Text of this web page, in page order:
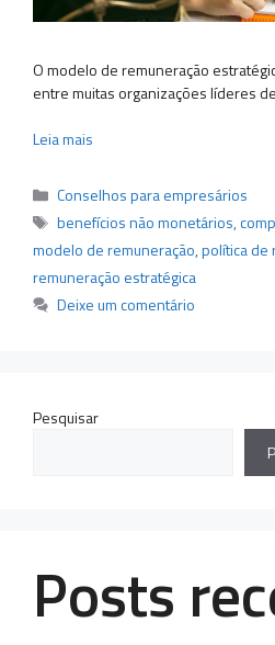
O modelo de remuneração
entre muitas organizações líderes
Leia mais
Categorias
Conselhos para empresários
Tags
benefícios não monetários,
modelo de remuneração,política de
remuneração estratégica
Deixe um comentário
Pesquisar
Posts